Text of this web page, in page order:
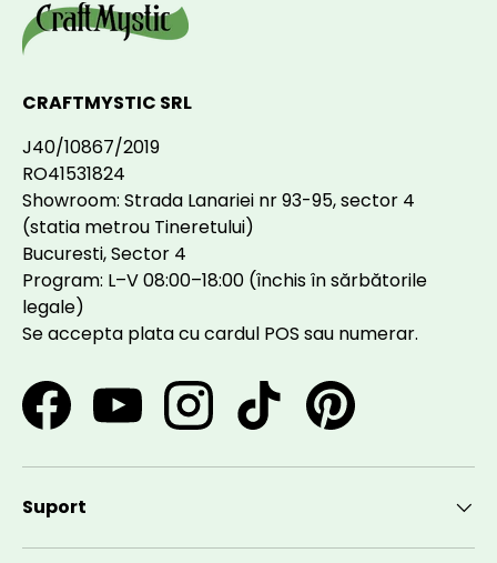
CRAFTMYSTIC SRL
J40/10867/2019
RO41531824
Showroom: Strada Lanariei nr 93-95, sector 4
(statia metrou Tineretului)
Bucuresti, Sector 4
Program: L–V 08:00–18:00 (închis în sărbătorile
legale)
Se accepta plata cu cardul POS sau numerar.
FacebookYouTubeInstagramTikTok Pinterest
Suport